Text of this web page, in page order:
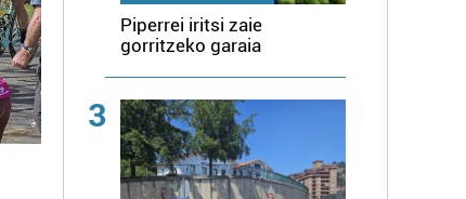
Piperrei iritsi zaie
gorritzeko garaia
3